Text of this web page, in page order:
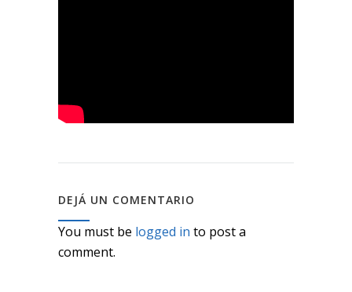
DEJÁ UN COMENTARIO
You must be logged in to post a
comment.